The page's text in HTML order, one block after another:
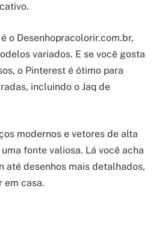
o Desenhopracolorir.com.br,
variados. E se você gosta
o Pinterest é ótimo para
incluindo o Jaq de
modernos e vetores de alta
fonte valiosa. Lá você acha
até desenhos mais detalhados,
em casa.